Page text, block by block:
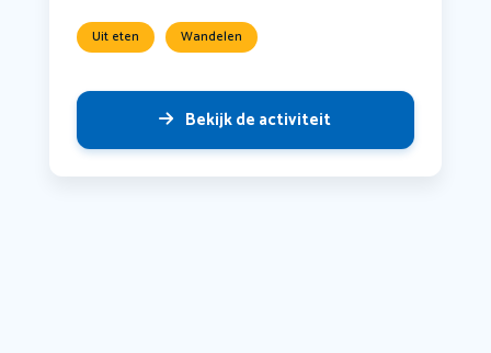
Uit eten Wandelen
Bekijk de activiteit